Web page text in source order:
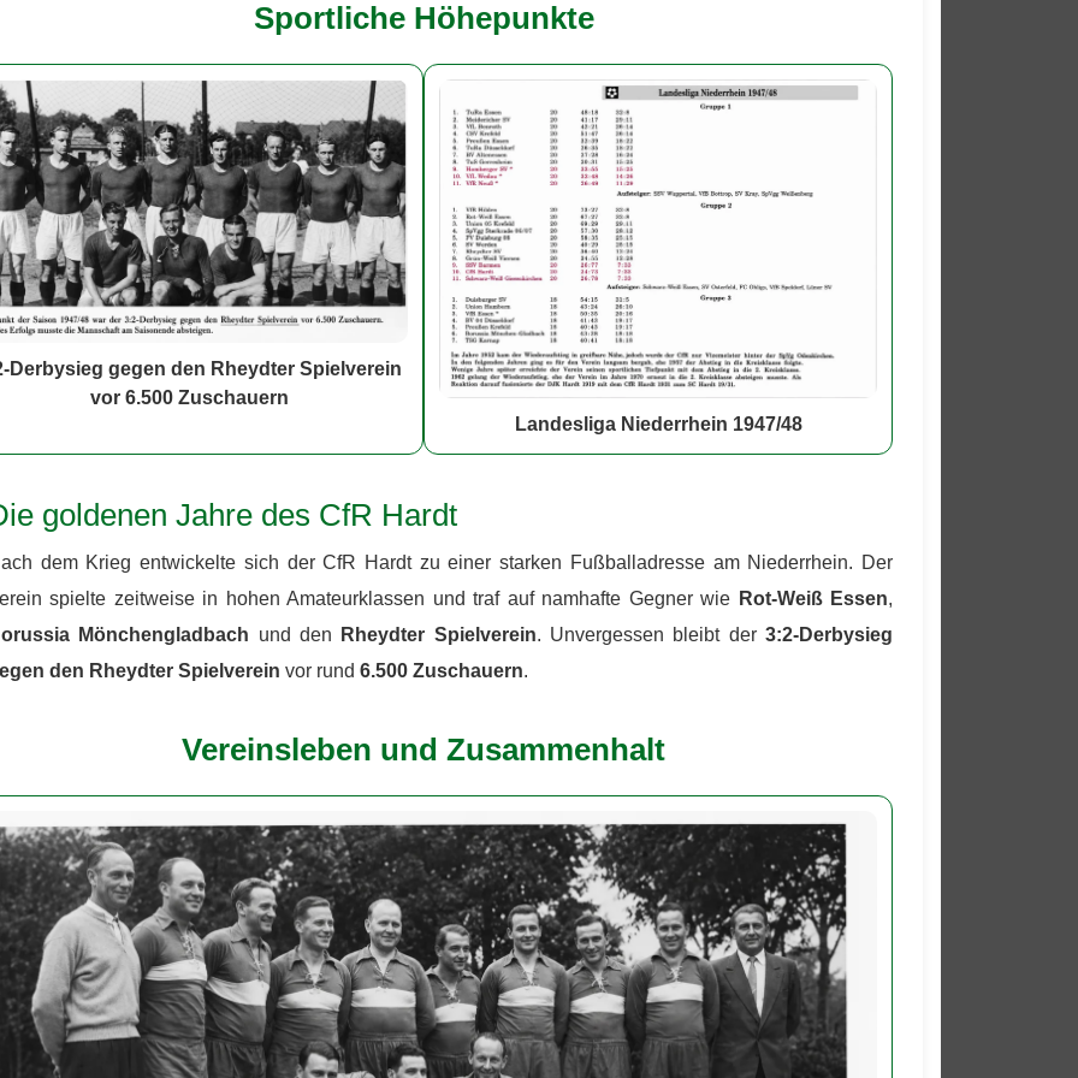
Sportliche Höhepunkte
Derbysieg gegen den Rheydter Spielverein
vor 6.500 Zuschauern
Landesliga Niederrhein 1947/48
goldenen Jahre des CfR Hardt
dem Krieg entwickelte sich der CfR Hardt zu einer starken Fußballadresse am Niederrhein. Der
spielte zeitweise in hohen Amateurklassen und traf auf namhafte Gegner wie Rot-Weiß Essen,
Mönchengladbach und den Rheydter Spielverein. Unvergessen bleibt der3:2-Derbysieg
den Rheydter Spielverein vor rund 6.500 Zuschauern.
Vereinsleben und Zusammenhalt